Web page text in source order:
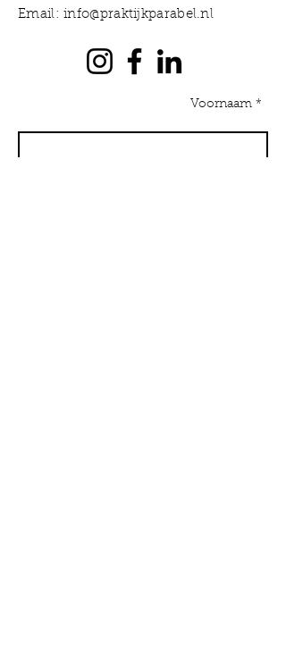
Email:info@praktijkparabel.nl
Voornaam *